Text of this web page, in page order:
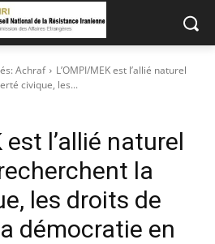
Achraf
L’OMPI/MEK est l’allié naturel
civique, les...
est l’allié naturel
la
les droits de
démocratie en